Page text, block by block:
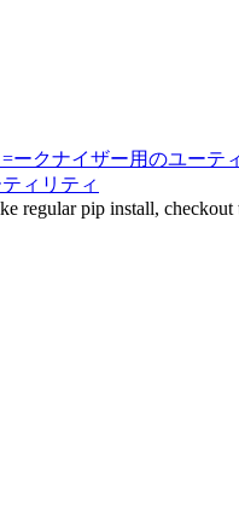
=ークナイザー用のユーテ
ィリティ
regular pip install, checkout